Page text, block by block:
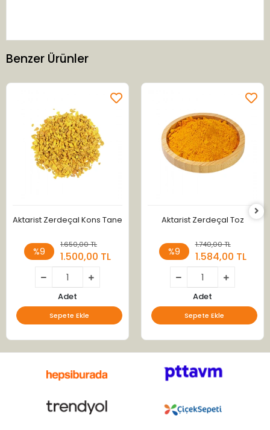
Benzer Ürünler
Aktarist Zerdeçal Kons Tane
%9
1.650,00 TL
1.500,00 TL
Adet
Sepete Ekle
Aktarist Zerdeçal Toz
%9
1.740,00 TL
1.584,00 TL
Adet
Sepete Ekle